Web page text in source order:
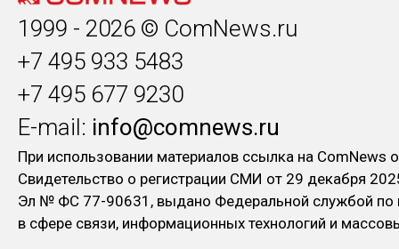
1999 - 2026 © ComNews.ru
+7 495 933 5483
+7 495 677 9230
E-mail: info@comnews.ru
При использовании материалов ссылка на ComNews
Свидетельство о регистрации СМИ от 29 декабря
Эл № ФC 77-90631, выдано Федеральной службой по
в сфере связи, информационных технологий и